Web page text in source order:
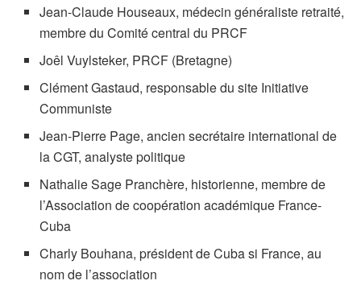
Jean-Claude Houseaux, médecin généraliste retraité,
membre du Comité central du PRCF
Joêl Vuylsteker, PRCF (Bretagne)
Clément Gastaud, responsable du site Initiative
Communiste
Jean-Pierre Page, ancien secrétaire international de
la CGT, analyste politique
Nathalie Sage Pranchère, historienne, membre de
l’Association de coopération académique France-
Cuba
Charly Bouhana, président de Cuba si France, au
nom de l’association